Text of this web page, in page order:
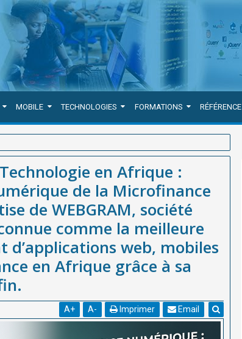
MOBILE TECHNOLOGIES FORMATIONS RÉFÉRENCE
la Révolution Numérique de la Microfinance illustre
et reconnue comme la meilleure entreprise de
microfinance en Afrique grâce à sa solution innovante
en Afrique :
de la Microfinance
de WEBGRAM, société
comme la meilleure
d’applications web, mobiles
en Afrique grâce à sa
A+ A- Imprimer Email